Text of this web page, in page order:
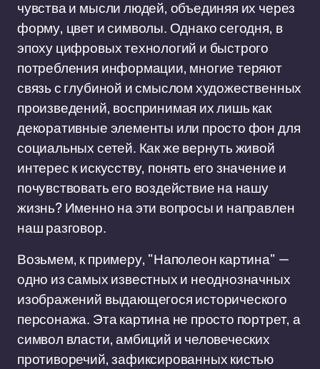
чувства и мысли людей, объединяя их через
форму, цвет и символы. Однако сегодня, в
эпоху цифровых технологий и быстрого
потребления информации, многие теряют
связь с глубиной и смыслом художественных
произведений, воспринимая их лишь как
декоративные элементы или просто фон для
социальных сетей. Как же вернуть живой
интерес к искусству, понять его значение и
почувствовать его воздействие на нашу
жизнь? Именно на эти вопросы и направлен
наш разговор.
Возьмем, к примеру, "Наполеон картина" —
одно из самых известных и неоднозначных
изображений выдающегося исторического
персонажа. Эта картина не просто портрет, а
символ власти, амбиций и человеческих
противоречий, зафиксированных кистью